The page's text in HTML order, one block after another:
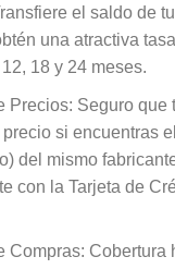
el saldo de
una atractiva
18 y 24 meses.
Precios: Seguro que
si encuentras
del mismo
con la Tarjeta de
Compras: Cobertura